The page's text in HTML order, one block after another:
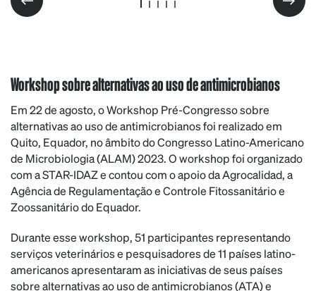
Workshop sobre alternativas ao uso de antimicrobianos
Em 22 de agosto, o Workshop Pré-Congresso sobre
alternativas ao uso de antimicrobianos foi realizado em
Quito, Equador, no âmbito do Congresso Latino-Americano
de Microbiologia (ALAM) 2023. O workshop foi organizado
com a STAR-IDAZ e contou com o apoio da Agrocalidad, a
Agência de Regulamentação e Controle Fitossanitário e
Zoossanitário do Equador.
Durante esse workshop, 51 participantes representando
serviços veterinários e pesquisadores de 11 países latino-
americanos apresentaram as iniciativas de seus países
sobre alternativas ao uso de antimicrobianos (ATA) e